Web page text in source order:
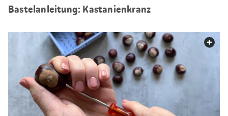
Bastelanleitung: Kastanienkranz